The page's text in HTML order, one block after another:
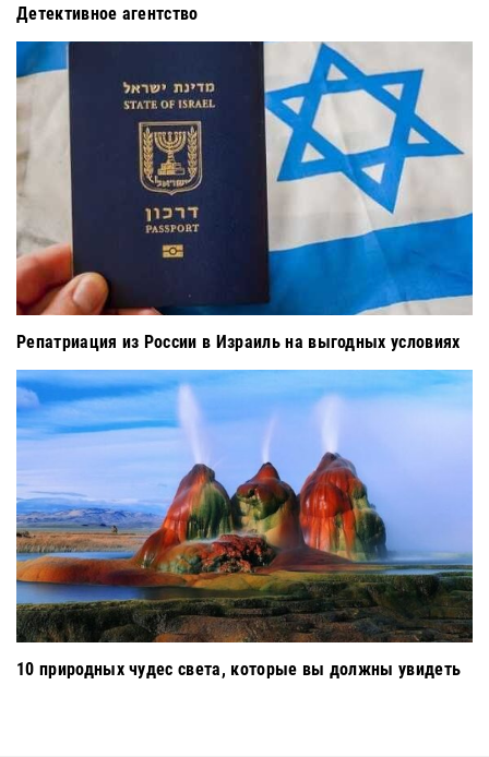
Детективное агентство
Репатриация из России в Израиль на выгодных условиях
10 природных чудес света, которые вы должны увидеть